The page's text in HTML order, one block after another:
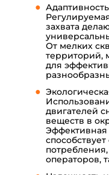
захвата
От мелких
территорий,
для
двигателей
веществ в
Эффективная
операторов,